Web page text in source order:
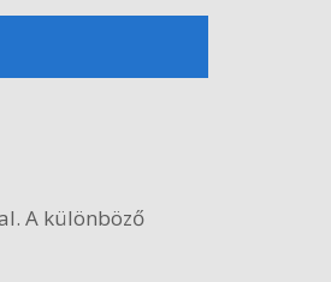
A különböző